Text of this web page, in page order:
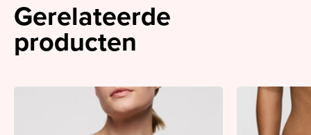
Gerelateerde
producten